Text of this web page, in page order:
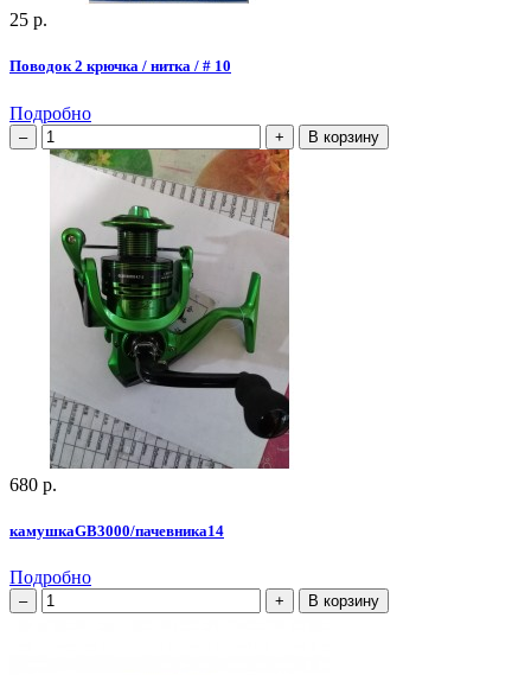
25 р.
Поводок 2 крючка / нитка / # 10
Подробно
В корзину
680 р.
камушкаGВ3000/пачевника14
Подробно
В корзину